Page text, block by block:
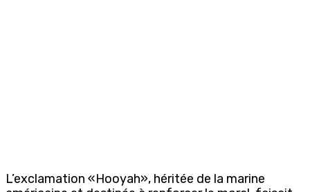
L’exclamation «Hooyah», héritée de la marine